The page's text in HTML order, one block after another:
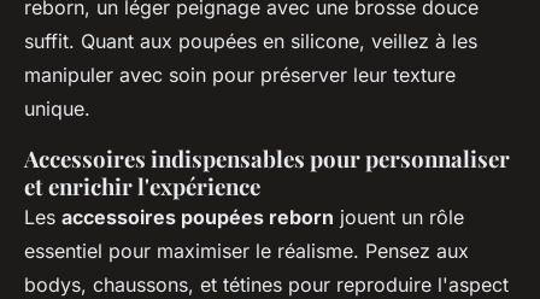
reborn, un léger peignage avec une brosse douce
suffit. Quant aux poupées en silicone, veillez à les
manipuler avec soin pour préserver leur texture
unique.
Accessoires indispensables pour personnaliser
et enrichir l'expérience
Les accessoires poupées reborn jouent un rôle
essentiel pour maximiser le réalisme. Pensez aux
bodys, chaussons, et tétines pour reproduire l'aspect